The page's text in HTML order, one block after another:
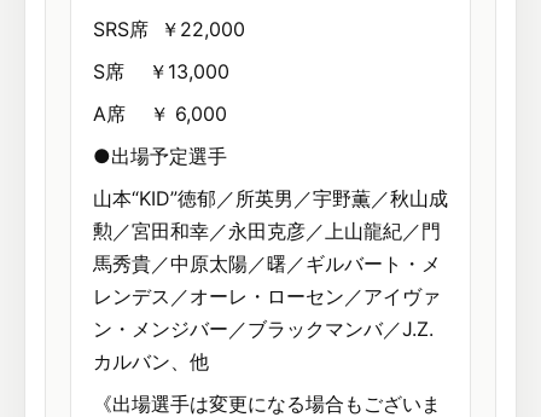
SRS席 ￥22,000
S席 ￥13,000
A席 ￥ 6,000
●出場予定選手
山本“KID”徳郁／所英男／宇野薫／秋山成
勲／宮田和幸／永田克彦／上山龍紀／門
馬秀貴／中原太陽／曙／ギルバート・メ
レンデス／オーレ・ローセン／アイヴァ
ン・メンジバー／ブラックマンバ／J.Z.
カルバン、他
《出場選手は変更になる場合もございま